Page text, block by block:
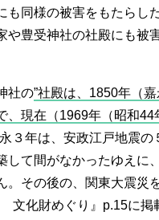
も同様の被害をもたらし
豊受神社の社殿にも被
社の 社殿は、1850年（
、現在（1969年（昭和44
３年は、安政江戸地震の
して間がなかったゆえに
。その後の、関東大震災
文化財めぐり』p.15に掲